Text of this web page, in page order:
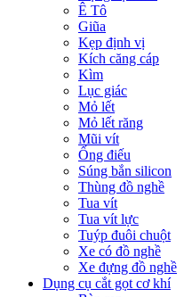
Ê Tô
Giũa
Kẹp định vị
Kích căng cáp
Kìm
Lục giác
Mỏ lết
Mỏ lết răng
Mũi vít
Ống điếu
Súng bắn silicon
Thùng đồ nghề
Tua vít
Tua vít lực
Tuýp đuôi chuột
Xe có đồ nghề
Xe đựng đồ nghề
Dụng cụ cắt gọt cơ khí